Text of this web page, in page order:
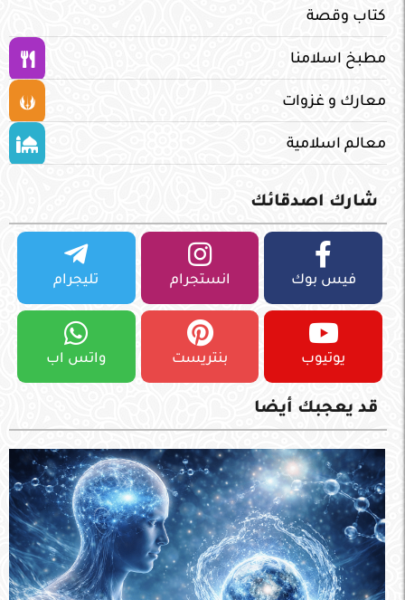
كتاب وقصة
مطبخ اسلامنا
معارك و غزوات
معالم اسلامية
شارك اصدقائك
فيس بوك انستجرام تليجرام
يوتيوب بنتريست واتس اب
قد يعجبك أيضا